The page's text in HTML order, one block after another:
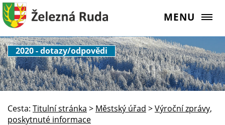
MENU
2020 - dotazy/odpovědi
Cesta: Titulní stránka > Městský úřad >Výroční zprávy,
poskytnuté informace